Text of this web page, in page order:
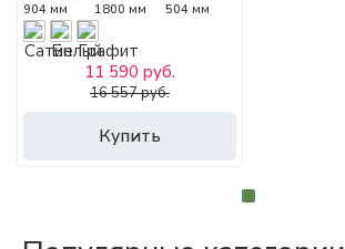
904 мм 1800 мм 504 мм
Купить
11 590 руб.
16 557 руб.